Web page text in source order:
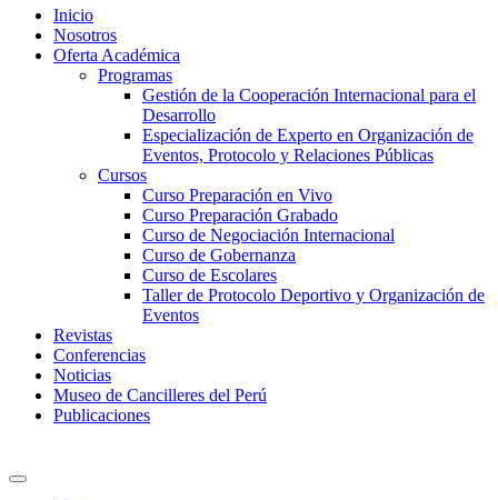
Inicio
Nosotros
Oferta Académica
Programas
Gestión de la Cooperación Internacional para el
Desarrollo
Especialización de Experto en Organización de
Eventos, Protocolo y Relaciones Públicas
Cursos
Curso Preparación en Vivo
Curso Preparación Grabado
Curso de Negociación Internacional
Curso de Gobernanza
Curso de Escolares
Taller de Protocolo Deportivo y Organización de
Eventos
Revistas
Conferencias
Noticias
Museo de Cancilleres del Perú
Publicaciones